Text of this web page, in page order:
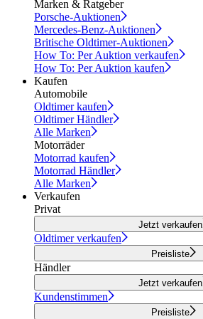
Marken & Ratgeber
Porsche-Auktionen
Mercedes-Benz-Auktionen
Britische Oldtimer-Auktionen
How To: Per Auktion verkaufen
How To: Per Auktion kaufen
Kaufen
Automobile
Oldtimer kaufen
Oldtimer Händler
Alle Marken
Motorräder
Motorrad kaufen
Motorrad Händler
Alle Marken
Verkaufen
Privat
Jetzt verkaufen
Oldtimer verkaufen
Preisliste
Händler
Jetzt verkaufen
Kundenstimmen
Preisliste